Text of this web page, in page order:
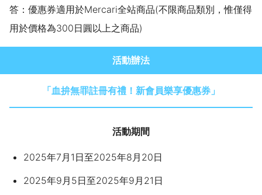
答：優惠券適用於Mercari全站商品(不限商品類別，惟僅得
用於價格為300日圓以上之商品)
活動辦法
「血拚無罪註冊有禮！新會員樂享優惠券」
活動期間
2025年7月1日至2025年8月20日
2025年9月5日至2025年9月21日